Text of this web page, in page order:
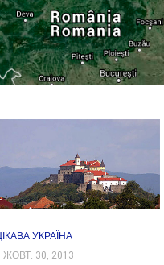
УКРАЇНА
ЖОВТ. 30, 2013